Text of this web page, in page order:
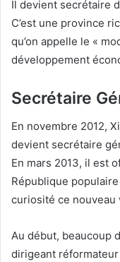
Il devient secrétaire
C’est une province
qu’on appelle le «
développement
Secrétaire
En novembre 2012,
devient secrétaire
En mars 2013, il est
République
curiosité ce nouveau
Au début, beaucoup
dirigeant